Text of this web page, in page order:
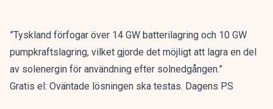
”Tyskland förfogar över 14 GW batterilagring och 10 GW
pumpkraftslagring, vilket gjorde det möjligt att lagra en del
av solenergin för användning efter solnedgången.”
Gratis el: Oväntade lösningen ska testas. Dagens PS